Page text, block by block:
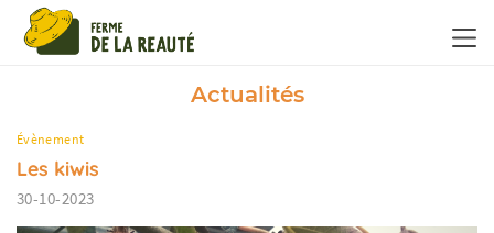
Actualités
Évènement
Les kiwis
30-10-2023
Panneau de gestion des cookies